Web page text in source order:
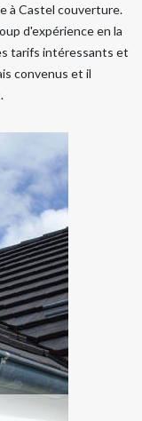
à Castel couverture.
d'expérience en la
tarifs intéressants et
convenus et il